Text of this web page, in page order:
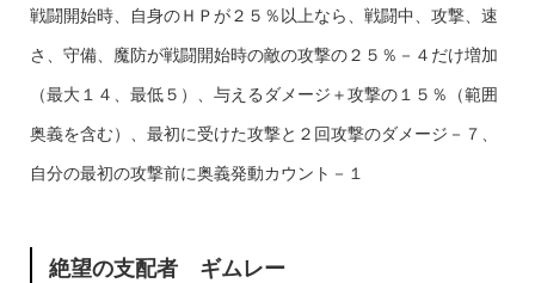
戦闘開始時、自身のＨＰが２５％以上なら、戦闘中、攻撃、速
さ、守備、魔防が戦闘開始時の敵の攻撃の２５％－４だけ増加
（最大１４、最低５）、与えるダメージ＋攻撃の１５％（範囲
奥義を含む）、最初に受けた攻撃と２回攻撃のダメージ－７、
自分の最初の攻撃前に奥義発動カウント－１
絶望の支配者 ギムレー